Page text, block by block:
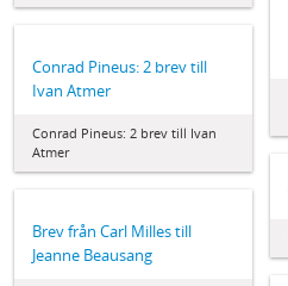
Conrad Pineus: 2 brev till
Ivan Atmer
Conrad Pineus: 2 brev till Ivan
Atmer
Brev från Carl Milles till
Jeanne Beausang